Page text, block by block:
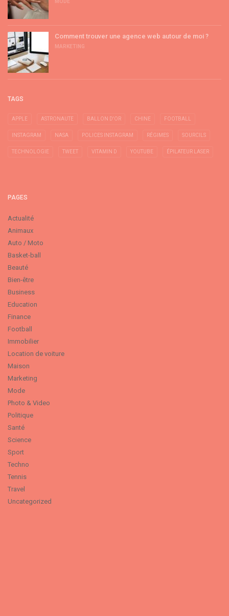
MODE
Comment trouver une agence web autour de moi ?
MARKETING
TAGS
APPLE ASTRONAUTE BALLON D'OR CHINE FOOTBALL
INSTAGRAM NASA POLICES INSTAGRAM RÉGIMES SOURCILS
TECHNOLOGIE TWEET VITAMIN D YOUTUBE ÉPILATEUR LASER
PAGES
Actualité
Animaux
Auto / Moto
Basket-ball
Beauté
Bien-être
Business
Education
Finance
Football
Immobilier
Location de voiture
Maison
Marketing
Mode
Photo & Video
Politique
Santé
Science
Sport
Techno
Tennis
Travel
Uncategorized